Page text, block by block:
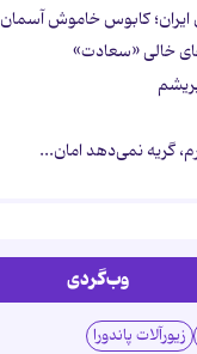
کابوس خاموش آسمان
خالی «سعادت»
گریه نمی‌دهد امان...
وب‌گردی
زیورآلات پاندورا